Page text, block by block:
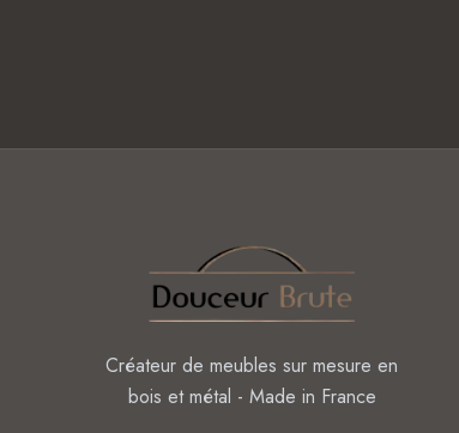
Créateur de meubles sur mesure en
bois et métal - Made in France